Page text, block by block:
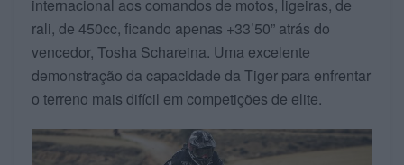
internacional aos comandos de motos, ligeiras, de
rali, de 450cc, ficando apenas +33’50” atrás do
vencedor, Tosha Schareina. Uma excelente
demonstração da capacidade da Tiger para enfrentar
o terreno mais difícil em competições de elite.